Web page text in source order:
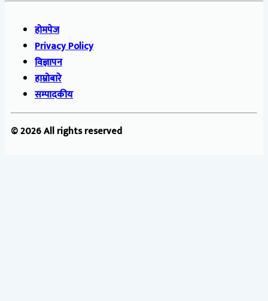
होमपेज
Privacy Policy
विज्ञापन
हाम्रोबारे
सम्पादकीय
© 2026 All rights reserved